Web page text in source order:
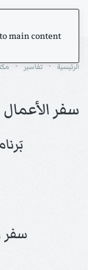
main content
الرئيسية تفاسير
سفر
سفر